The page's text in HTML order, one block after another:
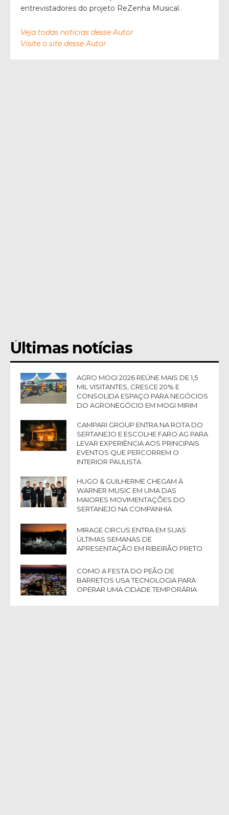
entrevistadores do projeto ReZenha Musical.
Veja todas notícias desse Autor
Visite o site desse Autor
Últimas notícias
AGRO MOGI 2026 REÚNE MAIS DE 1,5
MIL VISITANTES, CRESCE 20% E
CONSOLIDA ESPAÇO PARA NEGÓCIOS
DO AGRONEGÓCIO EM MOGI MIRIM
CAMPARI GROUP ENTRA NA ROTA DO
SERTANEJO E ESCOLHE FARO.AG PARA
LEVAR EXPERIÊNCIA AOS PRINCIPAIS
EVENTOS QUE PERCORREM O
INTERIOR PAULISTA
HUGO & GUILHERME CHEGAM À
WARNER MUSIC EM UMA DAS
MAIORES MOVIMENTAÇÕES DO
SERTANEJO NA COMPANHIA
MIRAGE CIRCUS ENTRA EM SUAS
ÚLTIMAS SEMANAS DE
APRESENTAÇÃO EM RIBEIRÃO PRETO
COMO A FESTA DO PEÃO DE
BARRETOS USA TECNOLOGIA PARA
OPERAR UMA CIDADE TEMPORÁRIA